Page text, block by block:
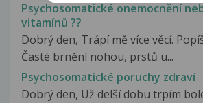
Psychosomatické onemocnění
vitamínů ??
Dobrý den, Trápí mě více věcí.
Časté brnění nohou, prstů u...
Psychosomatické poruchy zdraví
Dobrý den, Už delší dobu trpím